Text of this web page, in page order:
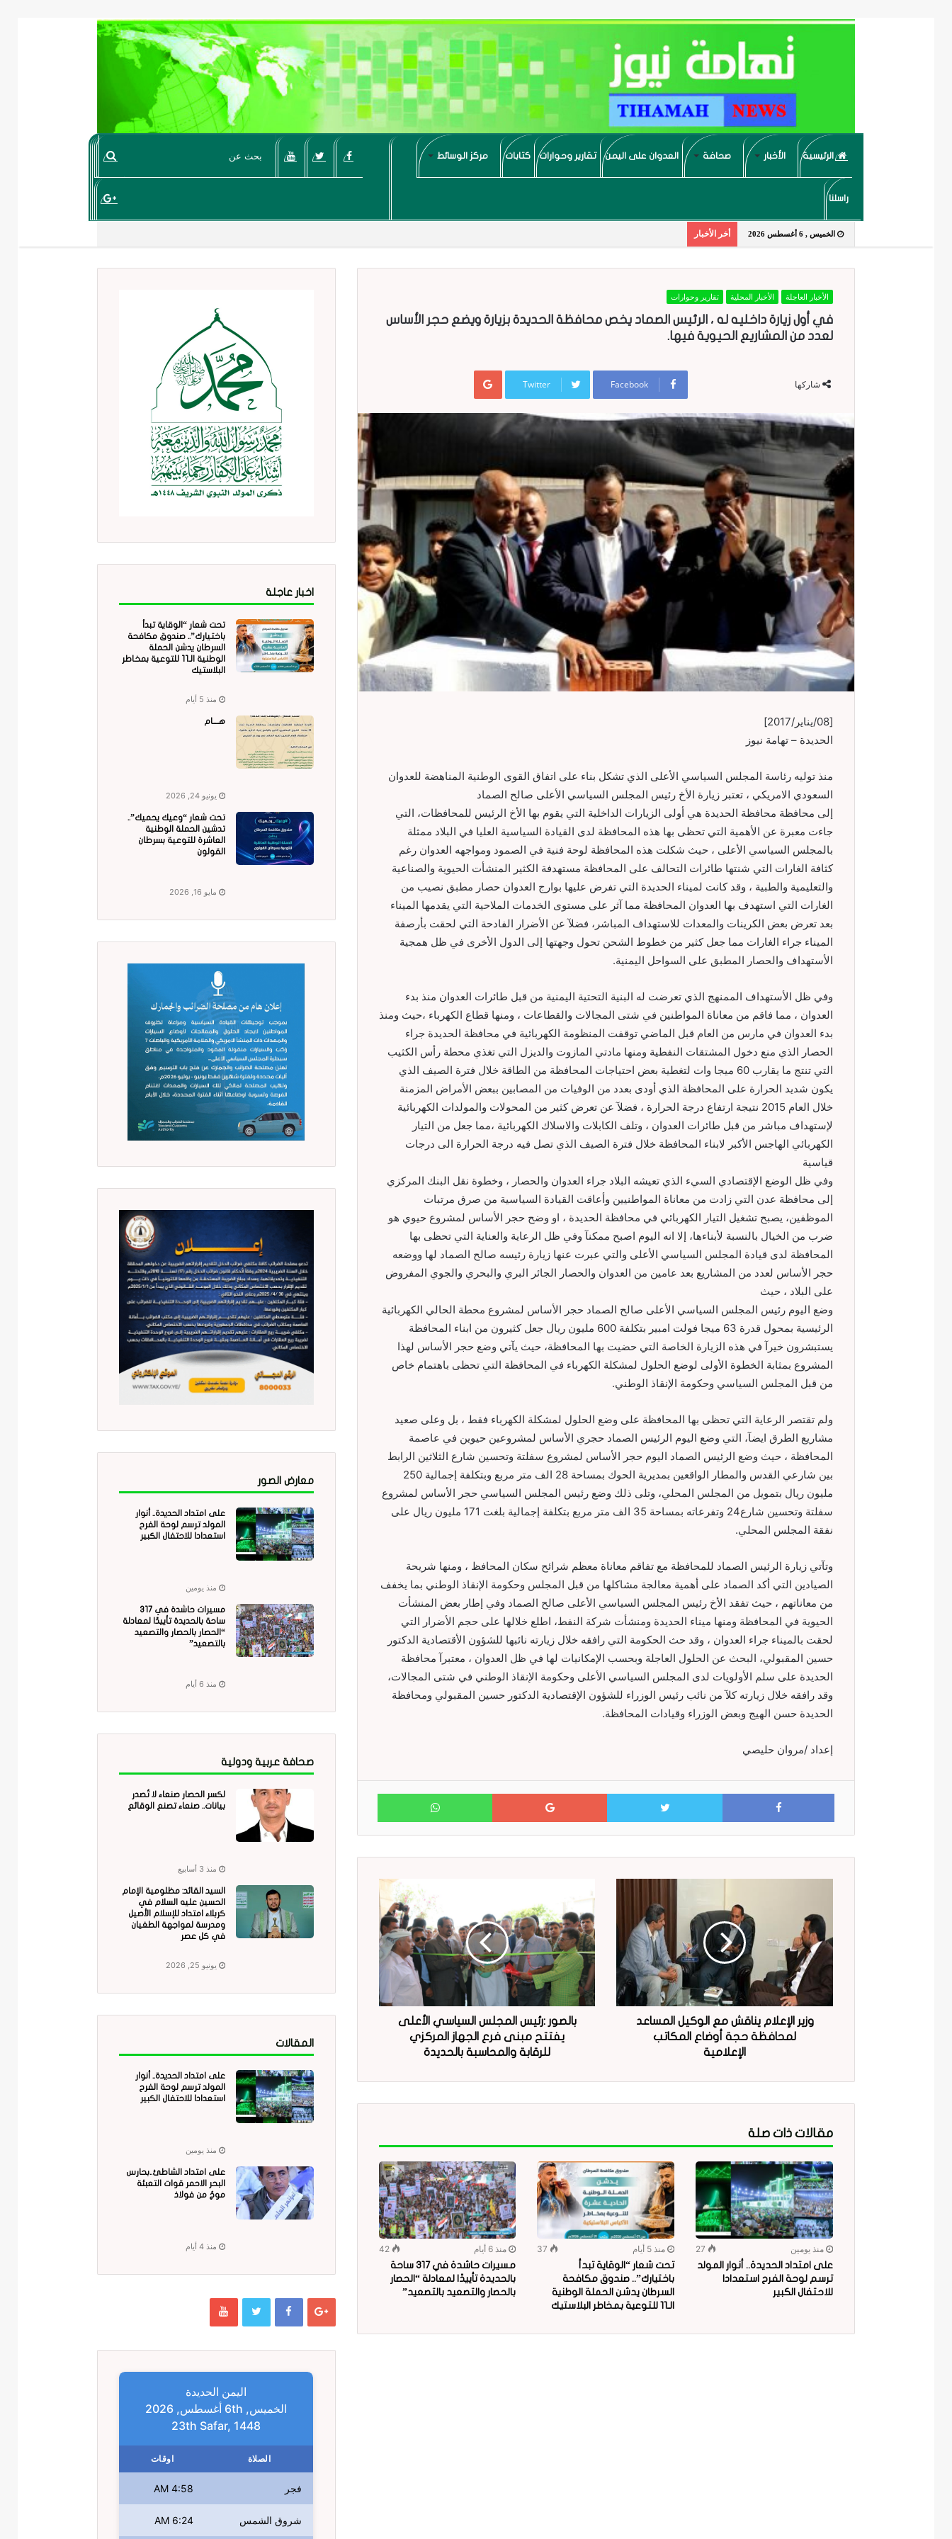
الرئيسية الأخبار صحافة العدوان على اليمن تقارير وحوارات كتابات مركز الوسائط
راسلنا
الخميس , 6 أغسطس 2026 أخر الأخبار
الأخبار العاجلة الأخبار المحلية تقارير وحوارات
في أول زيارة داخليه له ، الرئيس الصماد يخص محافظة الحديدة بزيارة ويضع حجر الأساس
لعدد من المشاريع الحيوية فيها.
شاركها Facebook
Twitter
Google+
[08/يناير/2017]
الحديدة – تهامة نيوز
منذ توليه رئاسة المجلس السياسي الأعلى الذي تشكل بناء على اتفاق القوى الوطنية المناهضة للعدوان
السعودي الامريكي ، تعتبر زيارة الأخ رئيس المجلس السياسي الأعلى صالح الصماد
إلى محافظة محافظة الحديدة هي أولى الزيارات الداخلية التي يقوم بها الأخ الرئيس للمحافظات، التي
جاءت معبرة عن الأهمية التي تحظى بها هذه المحافظة لدى القيادة السياسية العليا في البلاد ممثلة
بالمجلس السياسي الأعلى ، حيث شكلت هذه المحافظة لوحة فنية في الصمود ومواجهه العدوان رغم
كثافة الغارات التي شنتها طائرات التحالف على المحافظة مستهدفة الكثير المنشأت الحيوية والصناعية
والتعليمية والطبية ، وقد كانت لميناء الحديدة التي تفرض عليها بوارج العدوان حصار مطبق نصيب من
الغارات التي استهدف بها العدوان المحافظة مما آثر على مستوى الخدمات الملاحية التي يقدمها الميناء
بعد تعرض بعض الكرينات والمعدات للاستهداف المباشر، فضلآ عن الأضرار الفادحة التي لحقت بأرصفة
الميناء جراء الغارات مما جعل كثير من خطوط الشحن تحول وجهتها إلى الدول الأخرى في ظل همجية
الأستهداف والحصار المطبق على السواحل اليمنية.
وفي ظل الأستهداف الممنهج الذي تعرضت له البنية التحتية اليمنية من قبل طائرات العدوان منذ بدء
العدوان ، مما فاقم من معاناة المواطنين في شتى المجالات والقطاعات ، ومنها قطاع الكهرباء ،حيث ومنذ
بدء العدوان في مارس من العام قبل الماضي توقفت المنظومة الكهربائية في محافظة الحديدة جراء
الحصار الذي منع دخول المشتقات النفطية ومنها مادتي المازوت والديزل التي تغذي محطة رأس الكثيب
التي تنتج ما يقارب 60 ميجا وات لتغطية بعض احتياجات المحافظة من الطاقة خلال فترة الصيف الذي
يكون شديد الحرارة على المحافظة الذي أودى بعدد من الوفيات من المصابين ببعض الأمراض المزمنة
خلال العام 2015 نتيجة ارتفاع درجة الحرارة ، فضلآ عن تعرض كثير من المحولات والمولدات الكهربائية
لإستهداف مباشر من قبل طائرات العدوان ، وتلف الكابلات والاسلاك الكهربائية ،مما جعل من التيار
الكهربائي الهاجس الأكبر لابناء المحافظة خلال فترة الصيف الذي تصل فيه درجة الحرارة الى درجات
قياسية
وفي ظل الوضع الإقتصادي السيء الذي تعيشه البلاد جراء العدوان والحصار ، وخطوة نقل البنك المركزي
إلى محافظة عدن التي زادت من معاناة المواطنيين وأعاقت القيادة السياسية من صرق مرتبات
الموظفين، يصبح تشغيل التيار الكهربائي في محافظة الحديدة ، او وضح حجر الأساس لمشروع حيوي هو
ضرب من الخيال بالنسبة لأبناءها، إلا انه اليوم اصبح ممكنآ وفي ظل الرعاية والعناية التي تحظى بها
المحافظة لدى قيادة المجلس السياسي الأعلى والتي عبرت عنها زيارة رئيسه صالح الصماد لها ووضعه
حجر الأساس لعدد من المشاريع بعد عامين من العدوان والحصار الجائر البري والبحري والجوي المفروض
على البلاد ، حيث
وضع اليوم رئيس المجلس السياسي الأعلى صالح الصماد حجر الأساس لمشروع محطة الحالي الكهربائية
الرئيسية بمحول قدرة 63 ميجا فولت امبير بتكلفة 600 مليون ريال جعل كثيرون من ابناء المحافظة
يستبشرون خيرآ في هذه الزيارة الخاصة التي حضيت بها المحافظة، حيث يآتي وضع حجر الأساس لهذا
المشروع بمثابة الخطوة الأولى لوضع الحلول لمشكلة الكهرباء في المحافظة التي تحظى باهتمام خاص
من قبل المجلس السياسي وحكومة الإنقاذ الوطني.
ولم تقتصر الرعاية التي تحظى بها المحافظة على وضع الحلول لمشكلة الكهرباء فقط ، بل وعلى صعيد
مشاريع الطرق ايضآ، التي وضع اليوم الرئيس الصماد حجري الأساس لمشروعين حيوين في عاصمة
المحافظة ، حيث وضع الرئيس الصماد اليوم حجر الأساس لمشروع سفلتة وتحسين شارع الثلاثين الرابط
بين شارعي القدس والمطار الواقعين بمديرية الحوك بمساحة 28 الف متر مربع وبتكلفة إجمالية 250
مليون ريال بتمويل من المجلس المحلي، وتلى ذلك وضع رئيس المجلس السياسي حجر الأساس لمشروع
سفلتة وتحسين شارع24 وتفرعاته بمساحة 35 الف متر مربع بتكلفة إجمالية بلغت 171 مليون ريال على
نفقة المجلس المحلي.
وتآتي زيارة الرئيس الصماد للمحافظة مع تفاقم معاناة معظم شرائح سكان المحافظ ، ومنها شريحة
الصيادين التي أكد الصماد على أهمية معالجة مشاكلها من قبل المجلس وحكومة الإنقاذ الوطني بما يخفف
من معاناتهم ، حيث تفقد الأخ رئيس المجلس السياسي الأعلى صالح الصماد وفي إطار بعض المنشأت
الحيوية في المحافظة ومنها ميناء الحديدة ومنشأت شركة النفط، اطلع خلالها على حجم الأضرار التي
لحقت بالميناء جراء العدوان ، وقد حث الحكومة التي رافقه خلال زيارته نائبها للشؤون الأقتصادية الدكتور
حسين المقبولي، البحث عن الحلول العاجلة وبحسب الإمكانيات لها في ظل العدوان ، معتبرآ محافظة
الحديدة على سلم الأولويات لدى المجلس السياسي الأعلى وحكومة الإنقاذ الوطني في شتى المجالات،
وقد رافقه خلال زيارته كلآ من نائب رئيس الوزراء للشؤون الإقتصادية الدكتور حسين المقبولي ومحافظة
الحديدة حسن الهيج وبعض الوزراء وقيادات المحافظة.
إعداد /مروان حليصي
Facebook
Twitter
Google+
WhatsApp
وزير الإعلام يناقش مع الوكيل المساعد
لمحافظة حجة أوضاع المكاتب
الإعلامية
بالصور :رئيس المجلس السياسي الأعلى
يفتتح مبنى فرع الجهاز المركزي
للرقابة والمحاسبة بالحديدة
مقالات ذات صلة
منذ يومين
27
على امتداد الحديدة.. أنوار المولد
ترسم لوحة الفرح استعدادا
للاحتفال الكبير
منذ 5 أيام
37
تحت شعار “الوقاية تبدأ
باختيارك”.. صندوق مكافحة
السرطان يدشن الحملة الوطنية
الـ11 للتوعية بمخاطر البلاستيك
منذ 6 أيام
42
مسيرات حاشدة في 317 ساحة
بالحديدة تأييدًا لمعادلة “الحصار
بالحصار والتصعيد بالتصعيد”
اخبار عاجلة
تحت شعار “الوقاية تبدأ
باختيارك”.. صندوق مكافحة
السرطان يدشن الحملة
الوطنية الـ11 للتوعية بمخاطر
البلاستيك
منذ 5 أيام
هــــام
يونيو 24, 2026
تحت شعار “وعيك يحميك”..
تدشين الحملة الوطنية
العاشرة للتوعية بسرطان
القولون
مايو 16, 2026
معارض الصور
على امتداد الحديدة.. أنوار
المولد ترسم لوحة الفرح
استعدادا للاحتفال الكبير
منذ يومين
مسيرات حاشدة في 317
ساحة بالحديدة تأييدًا لمعادلة
“الحصار بالحصار والتصعيد
بالتصعيد”
منذ 6 أيام
صحافة عربية ودولية
لكسر الحصار صنعاء لا تُصدر
بيانات.. صنعاء تصنع الوقائع
منذ 3 أسابيع
السيد القائد: مظلومية الإمام
الحسين عليه السلام في
كربلاء امتداد للإسلام الأصيل
ومدرسة لمواجهة الطغيان
في كل عصر
يونيو 25, 2026
المقالات
على امتداد الحديدة.. أنوار
المولد ترسم لوحة الفرح
استعدادا للاحتفال الكبير
منذ يومين
على امتداد الشاطئ..بحارس
البحر الاحمر قوات التعبئة
موجٌ من فولاذ
منذ 4 أيام
اليمن الحديدة
الخميس, 6th أغسطس, 2026
23th Safar, 1448
الصلاة اوقات
فجر 4:58 AM
شروق الشمس 6:24 AM